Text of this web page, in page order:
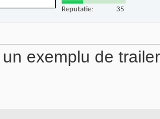
Reputatie: 35
exemplu de